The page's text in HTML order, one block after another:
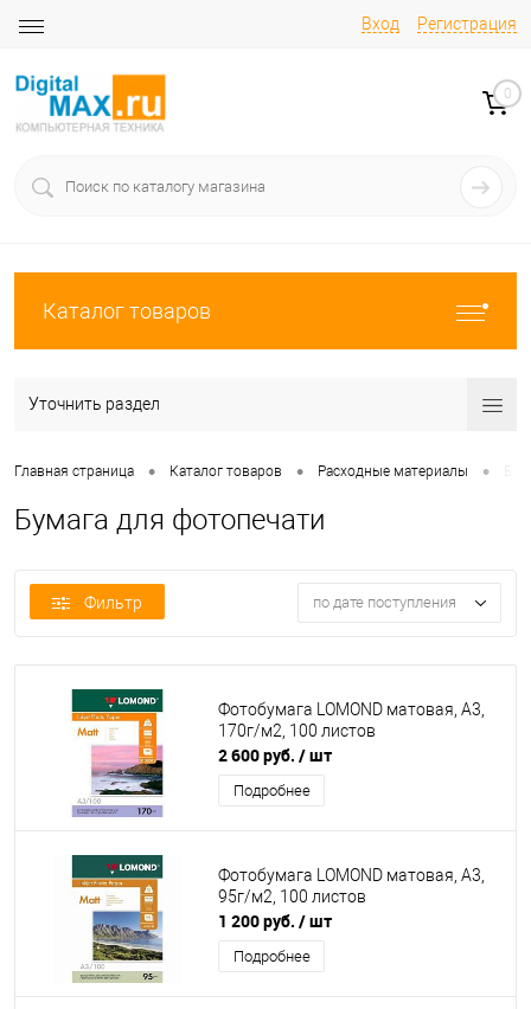
Вход Регистрация
0
Каталог товаров
Уточнить раздел
Главная страница • Каталог товаров • Расходные материалы •
Бумага для фотопечати
Фильтр по дате поступления
Фотобумага LOMOND матовая, А3,
170г/м2, 100 листов
2 600 руб. / шт
Подробнее
Фотобумага LOMOND матовая, А3,
95г/м2, 100 листов
1 200 руб. / шт
Подробнее